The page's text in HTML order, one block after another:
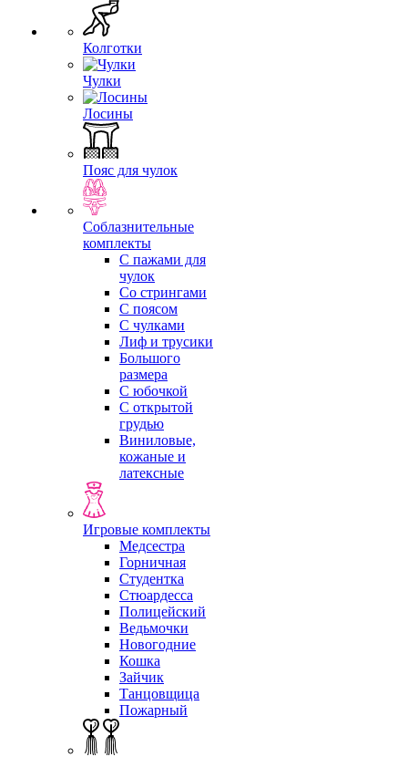
Колготки
Чулки
Лосины
Пояс для чулок
Соблазнительные
комплекты
С пажами для
чулок
Со стрингами
С поясом
С чулками
Лиф и трусики
Большого
размера
С юбочкой
С открытой
грудью
Виниловые,
кожаные и
латексные
Игровые комплекты
Медсестра
Горничная
Студентка
Стюардесса
Полицейский
Ведьмочки
Новогодние
Кошка
Зайчик
Танцовщица
Пожарный